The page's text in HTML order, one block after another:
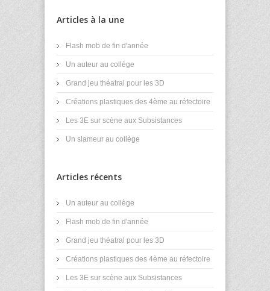
Articles à la une
Flash mob de fin d'année
Un auteur au collège
Grand jeu théatral pour les 3D
Créations plastiques des 4ème au réfectoire
Les 3E sur scène aux Subsistances
Un slameur au collège
Articles récents
Un auteur au collège
Flash mob de fin d'année
Grand jeu théatral pour les 3D
Créations plastiques des 4ème au réfectoire
Les 3E sur scène aux Subsistances